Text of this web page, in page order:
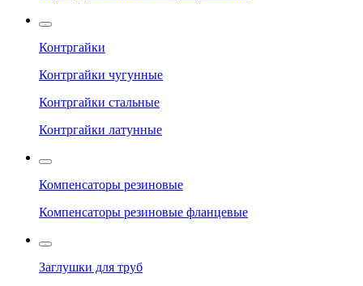
Контргайки
Контргайки чугунные
Контргайки стальные
Контргайки латунные
Компенсаторы резиновые
Компенсаторы резиновые фланцевые
Заглушки для труб